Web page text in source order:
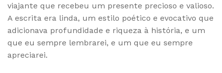
viajante que recebeu um presente precioso e valioso.
A escrita era linda, um estilo poético e evocativo que
adicionava profundidade e riqueza à história, e um
que eu sempre lembrarei, e um que eu sempre
apreciarei.